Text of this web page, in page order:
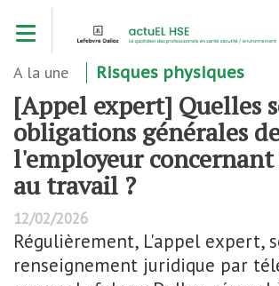
contenu
A la une Risques physiques
[Appel expert] Quelles
obligations générales
l'employeur
au travail ?
12/02/2026
Régulièrement, L'appel expert,
renseignement juridique par